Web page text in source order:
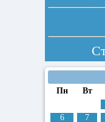
Пн
Вт
6
7